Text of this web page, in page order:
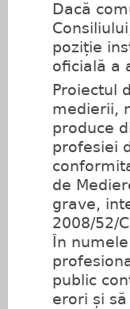
Dacă
poziție
oficială a
Proiectul
medierii,
produce
profesiei
de
grave,
2008/52/
În
public
erori și